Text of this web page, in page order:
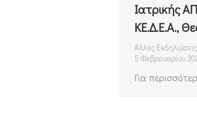
Ιατρικής
ΚΕ.Δ.Ε.Α.,
Άλλες
5 Φεβρουαρίου
Για